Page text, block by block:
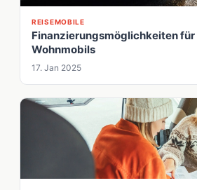
REISEMOBILE
Finanzierungsmöglichkeiten für
Wohnmobils
17. Jan 2025